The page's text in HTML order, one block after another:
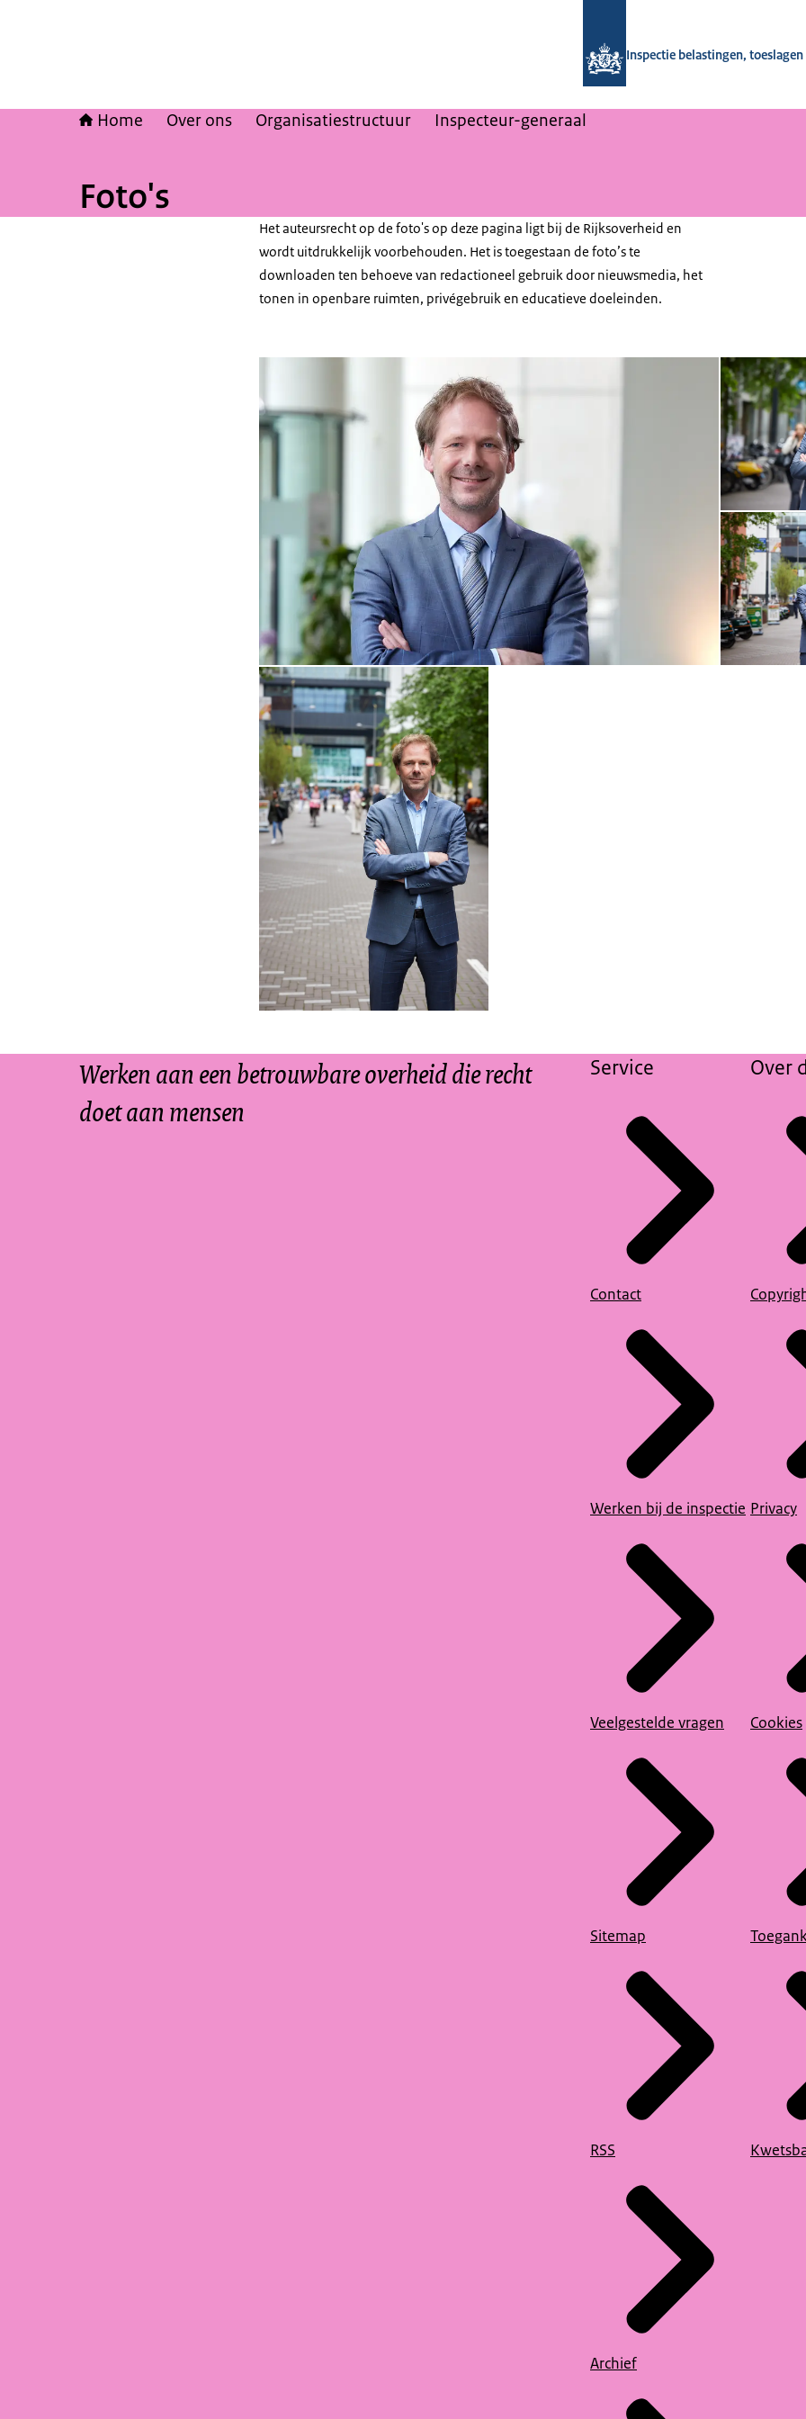
Inspectie belastingen,
Home Over ons Organisatiestructuur Inspecteur-generaal
Foto's
Het auteursrecht op de foto's op deze pagina ligt bij de Rijksoverheid en
wordt uitdrukkelijk voorbehouden. Het is toegestaan de foto’s te
downloaden ten behoeve van redactioneel gebruik door nieuwsmedia, het
tonen in openbare ruimten, privégebruik en educatieve doeleinden.
Open de galerij
Open de galerij in vergrote weergave
Werken aan een betrouwbare overheid die recht
doet aan mensen
Service
Contact
Werken bij de inspectie
Veelgestelde vragen
Sitemap
RSS
Archief
Over
Privacy
Cookies